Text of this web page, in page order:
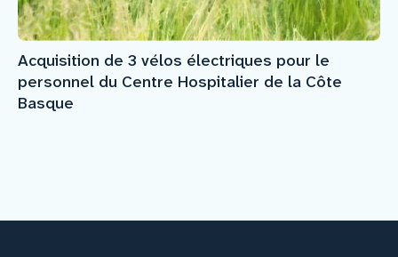
Acquisition de 3 vélos électriques pour le
personnel du Centre Hospitalier de la Côte
Basque